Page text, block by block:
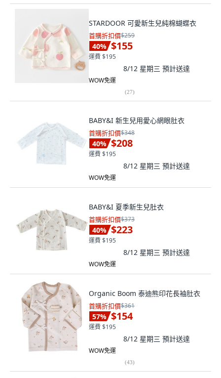
STARDOOR 可愛新生兒純棉蝴蝶衣
首購折扣價$259
40% $155
運費 $195
8/12 星期三 預計送達
WOW免運
(27)
BABY&I 新生兒用愛心網眼肚衣
首購折扣價$348
40% $208
運費 $195
8/12 星期三 預計送達
WOW免運
BABY&I 夏季新生兒肚衣
首購折扣價$373
40% $223
運費 $195
8/12 星期三 預計送達
WOW免運
Organic Boom 泰迪熊印花長袖肚衣
首購折扣價$361
57% $154
運費 $195
8/12 星期三 預計送達
WOW免運
(43)